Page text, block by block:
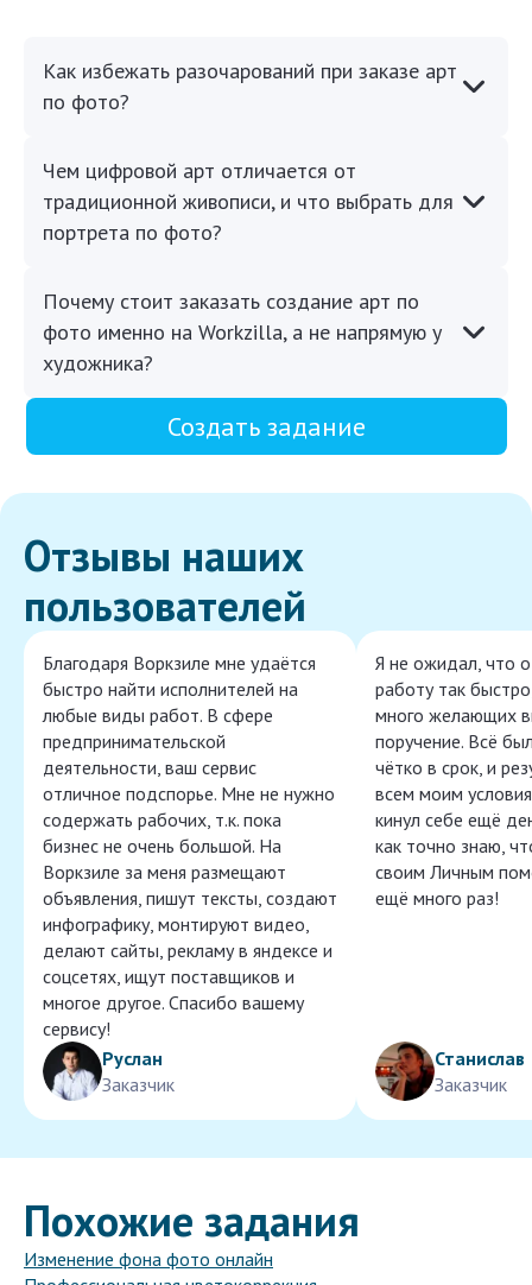
Как избежать разочарований при заказе арт
по фото?
Чем цифровой арт отличается от
традиционной живописи, и что выбрать для
портрета по фото?
Почему стоит заказать создание арт по
фото именно на Workzilla, а не напрямую у
художника?
Создать задание
Отзывы наших
пользователей
Благодаря Воркзиле мне удаётся
быстро найти исполнителей на
любые виды работ. В сфере
предпринимательской
деятельности, ваш сервис
отличное подспорье. Мне не нужно
содержать рабочих, т.к. пока
бизнес не очень большой. На
Воркзиле за меня размещают
объявления, пишут тексты, создают
инфографику, монтируют видео,
делают сайты, рекламу в яндексе и
соцсетях, ищут поставщиков и
многое другое. Спасибо вашему
сервису!
Руслан
Заказчик
Я не ожидал, что
работу так
много желающих
поручение. Всё
чётко в срок, и
всем моим
кинул себе ещё
как точно знаю,
своим Личным
ещё много раз!
Станислав
Заказчик
Похожие задания
Изменение фона фото онлайн